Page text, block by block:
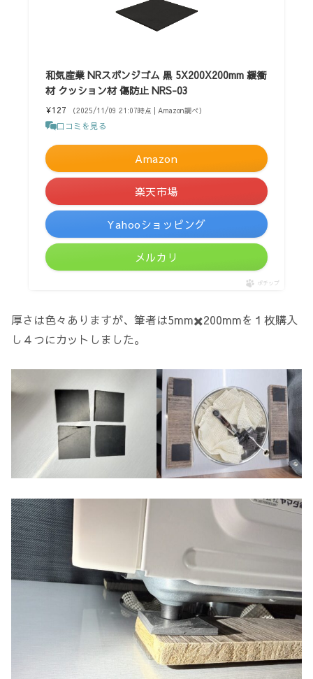
和気産業 NRスポンジゴム 黒 5X200X200mm 緩衝
材 クッション材 傷防止 NRS-03
¥127 （2025/11/09 21:07時点 | Amazon調べ）
口コミを見る
Amazon
楽天市場
Yahooショッピング
メルカリ
ポチップ
厚さは色々ありますが、筆者は5mm✖️200mmを１枚購入
し４つにカットしました。